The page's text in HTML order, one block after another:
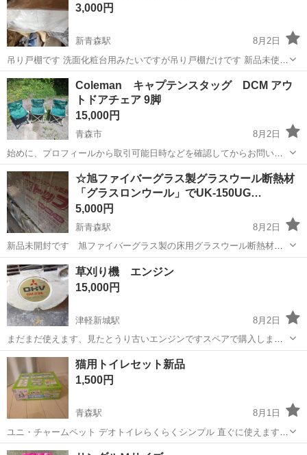
い。
3,000円
新青森駅
8月2日
吊り戸棚です 洗面化粧台用みたいですが吊り戸棚だけです 新品未使用
です 長期保管品です 取り引きが出来る今後の予定 8/9（日） 午後
からＯＫ 8/10（月）終日 ＯＫ 8/11（火）祭日 16時かな 8/1...
青森 青森市 その他
Coleman キャプテンスタッグ DCM アウ
トドアチェア 9脚
15,000円
青森市
8月2日
始めに、プロフィールから取引可能日時などを確認してからお問い合
わせ下さい。 Coleman、キャプテンスタッグ、DCMの折りたたみ式ア
ウトドアチェア 9脚セットです。 他の販路でも販売中の為、一部売
り切れなどある可能性がご...
青森 青森市 その他
☆旭ファイバーグラス製グラスウール断熱材
「グラスロンウール」でUK-150UG…
5,000円
新青森駅
8月2日
新品未開封です 旭ファイバーグラス製の床用グラスウール断熱材
「床トップ｣「密度32K相当」の断熱・吸音性能を持ち、厚さや入数は
パッケージに記載されています。製品は住宅の床下や壁に使用です 3
坪=6畳=1ケース 5000円です...
青森 青森市 新青森駅
草刈り機 エンジン
15,000円
津軽新城駅
8月2日
まだまだ使えます、見たとうり古いエンジンですスペアで購入しまし
たが本体手放したので出品します、現物確認してください、取りに来
れる方
青森 青森市 津軽新城駅 その他
猫用トイレセット新品
1,500円
青森駅
8月1日
ユニ・チャームペット デオトイレらくらくシンプル 直ぐに使えます。
新品未使用ですが箱に伝票剥がした際出来たダメージあります。 中身
青森 青森市 青森駅 その他